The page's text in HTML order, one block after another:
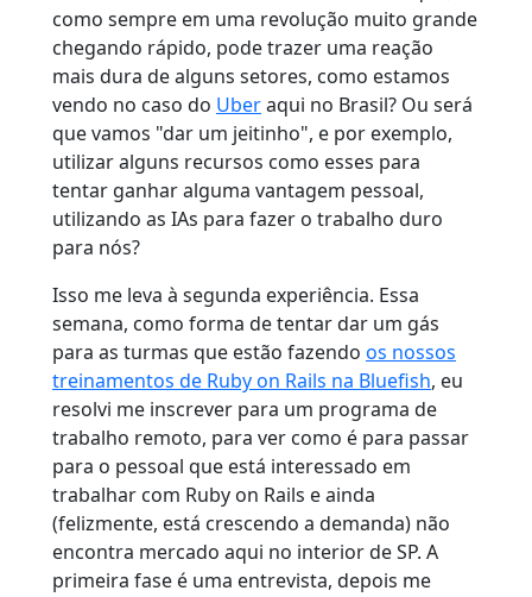
como sempre em uma revolução muito grande
chegando rápido, pode trazer uma reação
mais dura de alguns setores, como estamos
vendo no caso do Uberaqui no Brasil? Ou será
que vamos "dar um jeitinho", e por exemplo,
utilizar alguns recursos como esses para
tentar ganhar alguma vantagem pessoal,
utilizando as IAs para fazer o trabalho duro
para nós?
Isso me leva à segunda experiência. Essa
semana, como forma de tentar dar um gás
para as turmas que estão fazendo os nossos
treinamentos de Ruby on Rails na Bluefish, eu
resolvi me inscrever para um programa de
trabalho remoto, para ver como é para passar
para o pessoal que está interessado em
trabalhar com Ruby on Rails e ainda
(felizmente, está crescendo a demanda) não
encontra mercado aqui no interior de SP. A
primeira fase é uma entrevista, depois me